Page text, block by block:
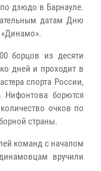
дзюдо в Барнауле.
датам Дню
борцов из десяти
дней и проходит в
спорта России,
борются
очков по
страны.
команд с началом
вручили